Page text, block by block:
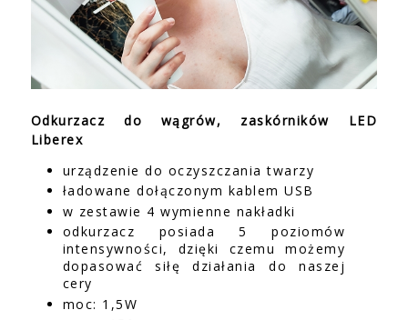
Odkurzacz do wągrów, zaskórników LED
Liberex
urządzenie do oczyszczania twarzy
ładowane dołączonym kablem USB
w zestawie 4 wymienne nakładki
odkurzacz posiada 5 poziomów
intensywności, dzięki czemu możemy
dopasować siłę działania do naszej
cery
moc: 1,5W